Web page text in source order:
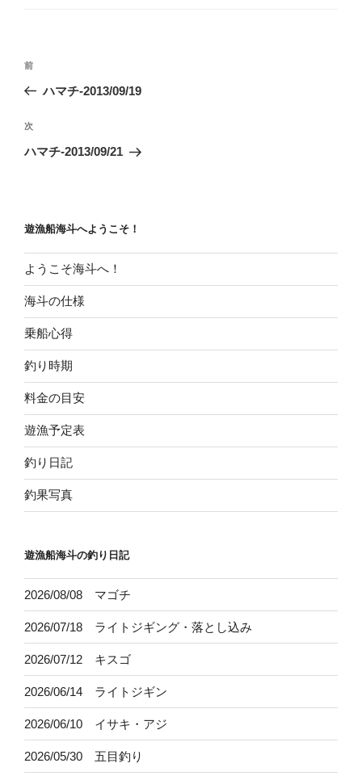
投
ビ
ゲ
ン
前
の
稿
前
ハマチ-2013/09/19
次
の
次
ハマチ-2013/09/21
遊漁船海斗へようこそ！
ようこそ海斗へ！
海斗の仕様
乗船心得
釣り時期
料金の目安
遊漁予定表
釣り日記
釣果写真
遊漁船海斗の釣り日記
2026/08/08 マゴチ
2026/07/18 ライトジギング・落とし込み
2026/07/12 キスゴ
2026/06/14 ライトジギン
2026/06/10 イサキ・アジ
2026/05/30 五目釣り